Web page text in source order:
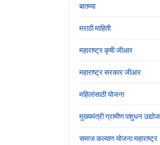
बातम्या
मराठी माहिती
महाराष्ट्र कृषी जीआर
महाराष्ट्र सरकार जीआर
महिलांसाठी योजना
मुख्यमंत्री ग्रामीण पशुधन
समाज कल्याण योजना महाराष्ट्र